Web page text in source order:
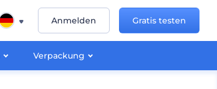
Verpackung
Anmelden Gratis testen